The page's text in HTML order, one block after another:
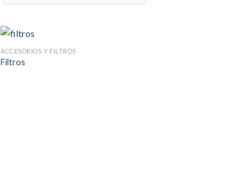
ACCESORIOS Y FILTROS
Filtros